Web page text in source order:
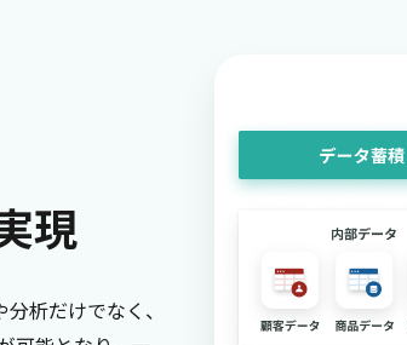
現
析だけでなく、